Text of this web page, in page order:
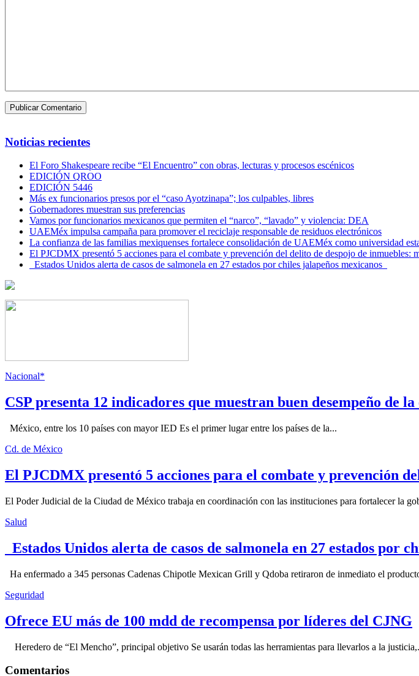
Noticias recientes
El Foro Shakespeare recibe “El Encuentro” con obras, lecturas y procesos escénicos
EDICIÓN QROO
EDICIÓN 5446
Más ex funcionarios presos por el “caso Ayotzinapa”; los culpables, libres
Gobernadores muestran sus preferencias
Vamos por funcionarios mexicanos que permiten el “narco”, “lavado” y violencia: DEA
UAEMéx impulsa campaña para promover el reciclaje responsable de residuos electrónicos
La confianza de las familias mexiquenses fortalece consolidación de UAEMéx como universidad
El PJCDMX presentó 5 acciones para el combate y prevención del delito de despojo de inmuebles:
Estados Unidos alerta de casos de salmonela en 27 estados por chiles jalapeños mexicanos
Nacional*
CSP presenta 12 indicadores que muestran buen desempeño de
México, entre los 10 países con mayor IED Es el primer lugar entre los países de la...
Cd. de México
El PJCDMX presentó 5 acciones para el combate y prevención
El Poder Judicial de la Ciudad de México trabaja en coordinación con las instituciones para fortalecer la
Salud
Estados Unidos alerta de casos de salmonela en 27 estados por
Ha enfermado a 345 personas Cadenas Chipotle Mexican Grill y Qdoba retiraron de inmediato el
Seguridad
Ofrece EU más de 100 mdd de recompensa por líderes del CJNG
Heredero de “El Mencho”, principal objetivo Se usarán todas las herramientas para llevarlos a la
Comentarios